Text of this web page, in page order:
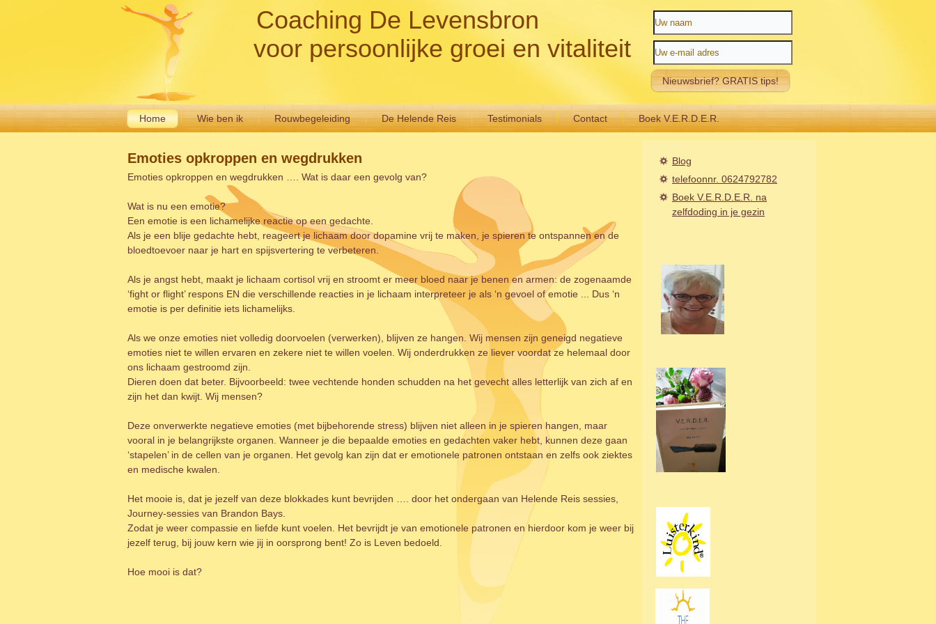
Coaching De Levensbron
voor persoonlijke groei en vitaliteit
Home Wie ben ik Rouwbegeleiding De Helende Reis Testimonials Contact Boek V.E.R.D.E.R.
Emoties opkroppen en wegdrukken
Emoties opkroppen en wegdrukken …. Wat is daar een gevolg van?
Wat is nu een emotie?
Een emotie is een lichamelijke reactie op een gedachte.
Als je een blije gedachte hebt, reageert je lichaam door dopamine vrij te maken, je spieren te ontspannen en de
bloedtoevoer naar je hart en spijsvertering te verbeteren.
Als je angst hebt, maakt je lichaam cortisol vrij en stroomt er meer bloed naar je benen en armen: de zogenaamde
‘fight or flight’ respons EN die verschillende reacties in je lichaam interpreteer je als ‘n gevoel of emotie ... Dus ‘n
emotie is per definitie iets lichamelijks.
Als we onze emoties niet volledig doorvoelen (verwerken), blijven ze hangen. Wij mensen zijn geneigd negatieve
emoties niet te willen ervaren en zekere niet te willen voelen. Wij onderdrukken ze liever voordat ze helemaal door
ons lichaam gestroomd zijn.
Dieren doen dat beter. Bijvoorbeeld: twee vechtende honden schudden na het gevecht alles letterlijk van zich af en
zijn het dan kwijt. Wij mensen?
Deze onverwerkte negatieve emoties (met bijbehorende stress) blijven niet alleen in je spieren hangen, maar
vooral in je belangrijkste organen. Wanneer je die bepaalde emoties en gedachten vaker hebt, kunnen deze gaan
‘stapelen’ in de cellen van je organen. Het gevolg kan zijn dat er emotionele patronen ontstaan en zelfs ook ziektes
en medische kwalen.
Het mooie is, dat je jezelf van deze blokkades kunt bevrijden …. door het ondergaan van Helende Reis sessies,
Journey-sessies van Brandon Bays.
Zodat je weer compassie en liefde kunt voelen. Het bevrijdt je van emotionele patronen en hierdoor kom je weer bij
jezelf terug, bij jouw kern wie jij in oorsprong bent! Zo is Leven bedoeld.
Hoe mooi is dat?
Blog
telefoonnr. 0624792782
Boek V.E.R.D.E.R. na
zelfdoding in je gezin